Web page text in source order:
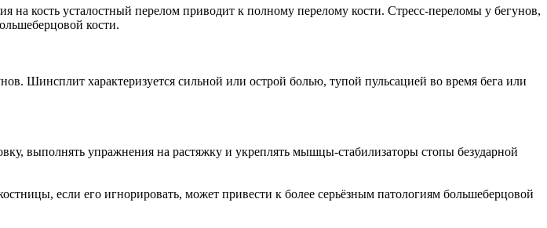
на кость усталостный перелом приводит к полному перелому кости. Стресс-переломы у бегунов,
кости.
Шинсплит характеризуется сильной или острой болью, тупой пульсацией во время бега или
выполнять упражнения на растяжку и укреплять мышцы-стабилизаторы стопы безударной
если его игнорировать, может привести к более серьёзным патологиям большеберцовой